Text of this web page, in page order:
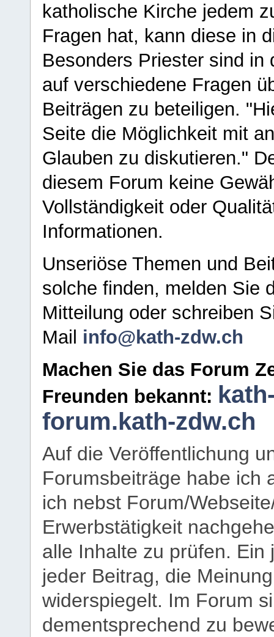
katholische Kirche jedem
Fragen hat, kann diese in
Besonders Priester sind in
auf verschiedene Fragen
Beiträgen zu beteiligen.
Seite die Möglichkeit mit
Glauben zu diskutieren."
diesem Forum keine
Vollständigkeit oder
Informationen.
Unseriöse Themen und
solche finden, melden Sie
Mitteilung oder schreiben
Mail info@kath-zdw.ch
Machen Sie das Forum
Freunden bekannt:
forum.kath-zdw.ch
Auf die Veröffentlichung
Forumsbeiträge habe ich
ich nebst Forum/
Erwerbstätigkeit
alle Inhalte zu prüfen.
jeder Beitrag, die
widerspiegelt. Im Forum
dementsprechend zu